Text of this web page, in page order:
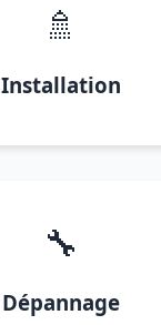
🚿
Installation
🔧
Dépannage